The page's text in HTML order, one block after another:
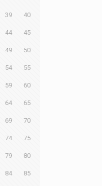
39 40
44 45
49 50
54 55
59 60
64 65
69 70
74 75
79 80
84 85